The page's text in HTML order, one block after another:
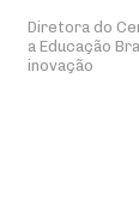
Diretora do
a Educação
inovação